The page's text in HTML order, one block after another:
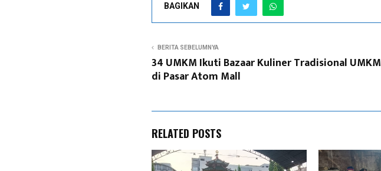
BAGIKAN
BERITA SEBELUMNYA
34 UMKM Ikuti Bazaar Kuliner Tradisional UMKM
di Pasar Atom Mall
RELATED POSTS